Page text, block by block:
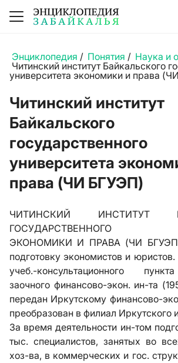
Энциклопедия / Понятия / Наука и
Читинский институт Байкальского
университета экономики и права
Читинский институт
Байкальского
государственного
университета
права (ЧИ БГУЭП)
ЧИТИНСКИЙ ИНСТИТУТ
ГОСУДАРСТВЕННОГО
ЭКОНОМИКИ И ПРАВА (ЧИ БГУЭП).
подготовку экономистов и
учеб.-консультационного
заочного финансово-экон. ин-та
передан Иркутскому финансово-
преобразован в филиал Иркутского
За время деятельности ин-том
тыс. специалистов, занятых во
хоз-ва, в коммерческих и гос.